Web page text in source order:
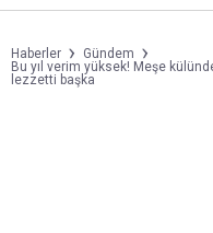
Haberler
Gündem
Bu yıl verim yüksek! Meşe
lezzetti başka